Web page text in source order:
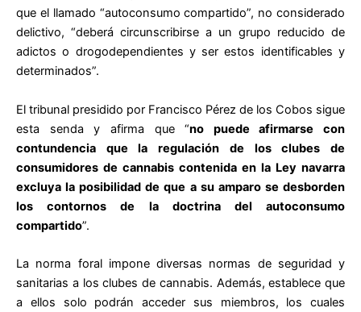
que el llamado “autoconsumo compartido”, no considerado
delictivo, “deberá circunscribirse a un grupo reducido de
adictos o drogodependientes y ser estos identificables y
determinados”.
El tribunal presidido por Francisco Pérez de los Cobos sigue
esta senda y afirma que “no puede afirmarse con
contundencia que la regulación de los clubes de
consumidores de cannabis contenida en la Ley navarra
excluya la posibilidad de que a su amparo se desborden
los contornos de la doctrina del autoconsumo
compartido”.
La norma foral impone diversas normas de seguridad y
sanitarias a los clubes de cannabis. Además, establece que
a ellos solo podrán acceder sus miembros, los cuales